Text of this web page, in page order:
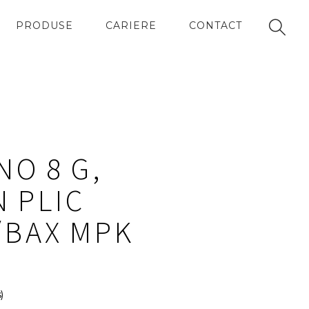
PRODUSE CARIERE CONTACT
8 G,
PLIC
MPK